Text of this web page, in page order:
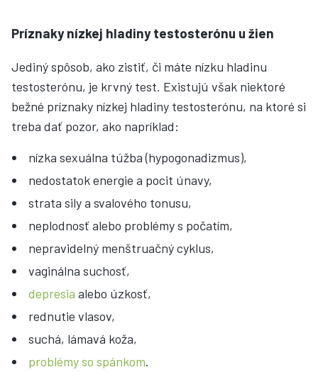
Príznaky nízkej hladiny testosterónu u žien
Jediný spôsob, ako zistiť, či máte nízku hladinu
testosterónu, je krvný test. Existujú však niektoré
bežné príznaky nízkej hladiny testosterónu, na ktoré si
treba dať pozor, ako napríklad:
nízka sexuálna túžba (hypogonadizmus),
nedostatok energie a pocit únavy,
strata sily a svalového tonusu,
neplodnosť alebo problémy s počatím,
nepravidelný menštruačný cyklus,
vaginálna suchosť,
depresia alebo úzkosť,
rednutie vlasov,
suchá, lámavá koža,
problémy so spánkom.